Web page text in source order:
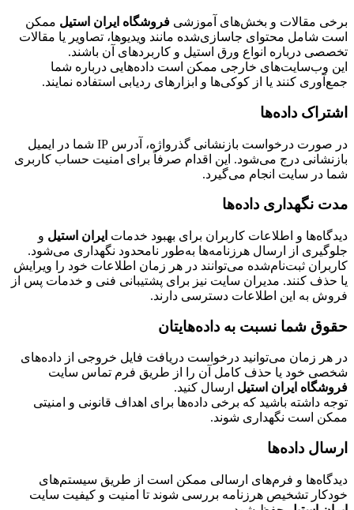
برخی مقالات و بخش‌های آموزشی فروشگاه ایران استیل ممکن
است شامل محتوای جاسازی‌شده مانند ویدیوها، تصاویر یا مقالات
تخصصی درباره انواع ورق استیل و کاربردهای آن باشند.
این وب‌سایت‌های خارجی ممکن است داده‌هایی درباره شما
جمع‌آوری کنند یا از کوکی‌ها و ابزارهای ردیابی استفاده نمایند.
اشتراک داده‌ها
در صورت درخواست بازنشانی گذرواژه، آدرس IP شما در ایمیل
بازنشانی درج می‌شود. این اقدام صرفاً برای امنیت حساب کاربری
شما در سایت انجام می‌گیرد.
مدت نگهداری داده‌ها
دیدگاه‌ها و اطلاعات کاربران برای بهبود خدمات ایران استیل و
جلوگیری از ارسال هرزنامه‌ها به‌طور نامحدود نگهداری می‌شود.
کاربران ثبت‌نام‌شده می‌توانند در هر زمان اطلاعات خود را ویرایش
یا حذف کنند. مدیران سایت نیز برای پشتیبانی فنی و خدمات پس از
فروش به این اطلاعات دسترسی دارند.
حقوق شما نسبت به داده‌هایتان
در هر زمان می‌توانید درخواست دریافت فایل خروجی از داده‌های
شخصی خود یا حذف کامل آن را از طریق فرم تماس سایت
فروشگاه ایران استیل ارسال کنید.
توجه داشته باشید که برخی داده‌ها برای اهداف قانونی و امنیتی
ممکن است نگهداری شوند.
ارسال داده‌ها
دیدگاه‌ها و فرم‌های ارسالی ممکن است از طریق سیستم‌های
خودکار تشخیص هرزنامه بررسی شوند تا امنیت و کیفیت سایت